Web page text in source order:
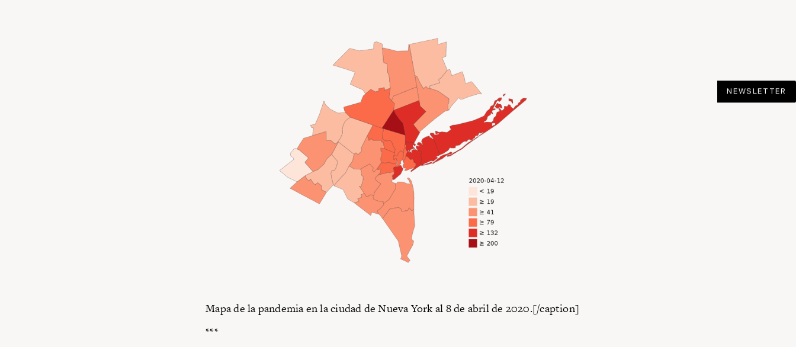
Mapa de la pandemia en la ciudad de Nueva York al 8 de abril de 2020.[/caption]
***
NEWSLETTER